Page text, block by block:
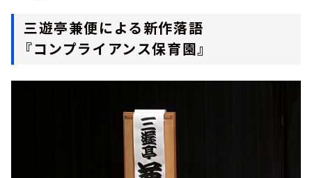
三遊亭兼便による新作落語
『コンプライアンス保育園』